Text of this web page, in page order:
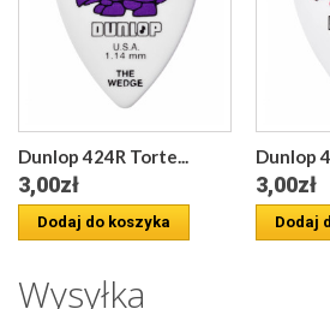
Dunlop 424R Torte...
3,00zł
Dodaj do koszyka
Dunlop
3,00zł
Dodaj
Wysyłka